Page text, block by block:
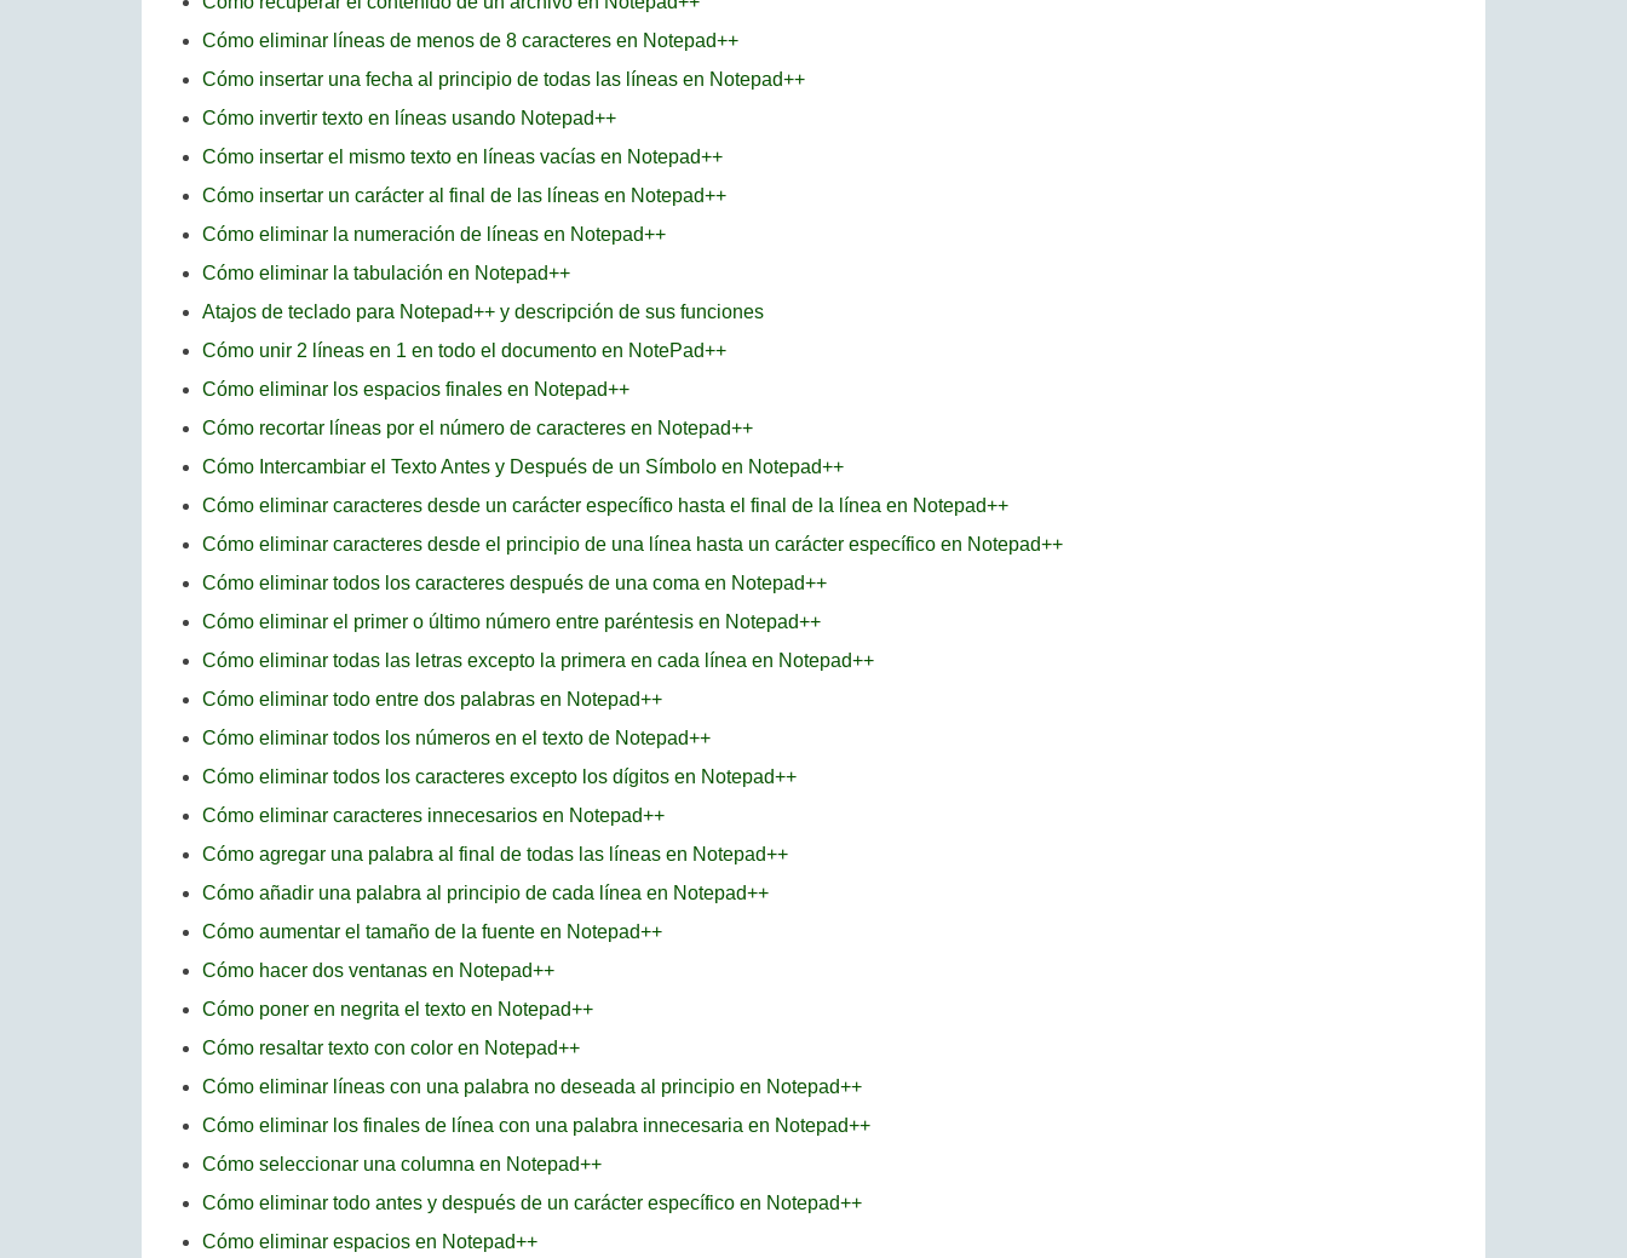
Cómo eliminar líneas de menos de 8 caracteres en Notepad++
Cómo insertar una fecha al principio de todas las líneas en Notepad++
Cómo invertir texto en líneas usando Notepad++
Cómo insertar el mismo texto en líneas vacías en Notepad++
Cómo insertar un carácter al final de las líneas en Notepad++
Cómo eliminar la numeración de líneas en Notepad++
Cómo eliminar la tabulación en Notepad++
Atajos de teclado para Notepad++ y descripción de sus funciones
Cómo unir 2 líneas en 1 en todo el documento en NotePad++
Cómo eliminar los espacios finales en Notepad++
Cómo recortar líneas por el número de caracteres en Notepad++
Cómo Intercambiar el Texto Antes y Después de un Símbolo en Notepad++
Cómo eliminar caracteres desde un carácter específico hasta el final de la línea en Notepad++
Cómo eliminar caracteres desde el principio de una línea hasta un carácter específico en Notepad++
Cómo eliminar todos los caracteres después de una coma en Notepad++
Cómo eliminar el primer o último número entre paréntesis en Notepad++
Cómo eliminar todas las letras excepto la primera en cada línea en Notepad++
Cómo eliminar todo entre dos palabras en Notepad++
Cómo eliminar todos los números en el texto de Notepad++
Cómo eliminar todos los caracteres excepto los dígitos en Notepad++
Cómo eliminar caracteres innecesarios en Notepad++
Cómo agregar una palabra al final de todas las líneas en Notepad++
Cómo añadir una palabra al principio de cada línea en Notepad++
Cómo aumentar el tamaño de la fuente en Notepad++
Cómo hacer dos ventanas en Notepad++
Cómo poner en negrita el texto en Notepad++
Cómo resaltar texto con color en Notepad++
Cómo eliminar líneas con una palabra no deseada al principio en Notepad++
Cómo eliminar los finales de línea con una palabra innecesaria en Notepad++
Cómo seleccionar una columna en Notepad++
Cómo eliminar todo antes y después de un carácter específico en Notepad++
Cómo eliminar espacios en Notepad++